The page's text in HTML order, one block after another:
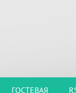
ГОСТЕВАЯ